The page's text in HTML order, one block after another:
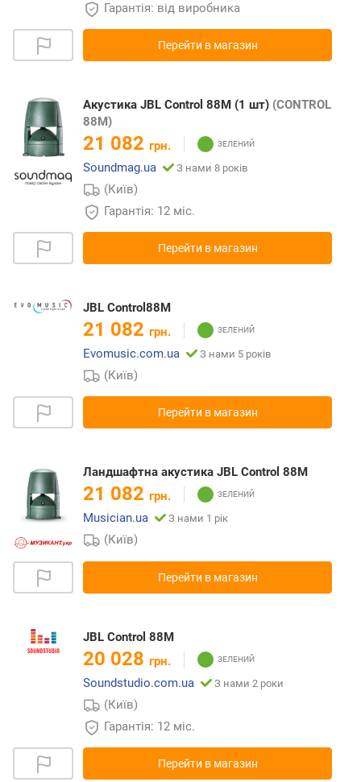
Гарантія: від виробника
Перейти в магазин
Акустика JBL Control 88M (1 шт) (CONTROL
88M)
21 082 грн.
Soundmag.ua
З нами 8 років
(Київ)
Гарантія: 12 міс.
Перейти в магазин
JBL Control88M
21 082 грн.
Evomusic.com.ua
З нами 5 років
(Київ)
Перейти в магазин
Ландшафтна акустика JBL Control 88M
21 082 грн.
Musician.ua
З нами 1 рік
(Київ)
Перейти в магазин
JBL Control 88M
20 028 грн.
Soundstudio.com.ua
З нами 2 роки
(Київ)
Гарантія: 12 міс.
Перейти в магазин